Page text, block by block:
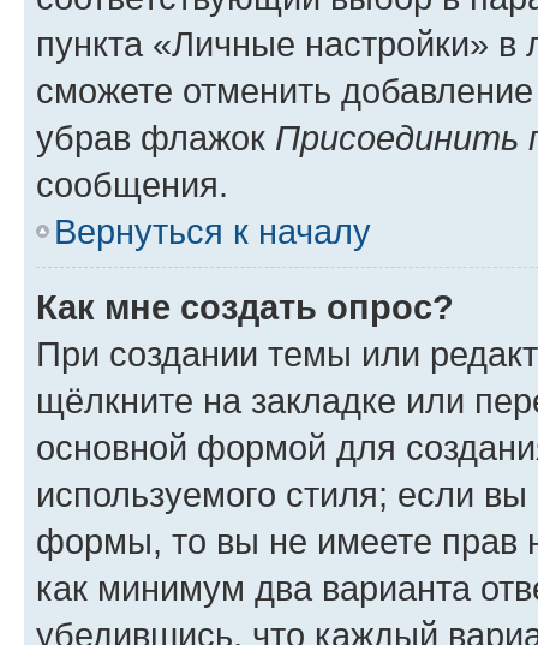
пункта «Личные настройки»
сможете отменить
убрав флажок Присоединить
сообщения.
Вернуться к началу
Как мне создать опрос?
При создании темы или
щёлкните на закладке или
основной формой для
используемого стиля; если
формы, то вы не имеете прав
как минимум два варианта
убедившись, что каждый